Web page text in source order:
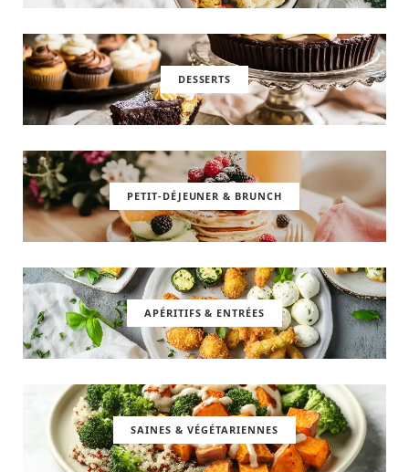
DESSERTS
PETIT-DÉJEUNER & BRUNCH
APÉRITIFS & ENTRÉES
SAINES & VÉGÉTARIENNES